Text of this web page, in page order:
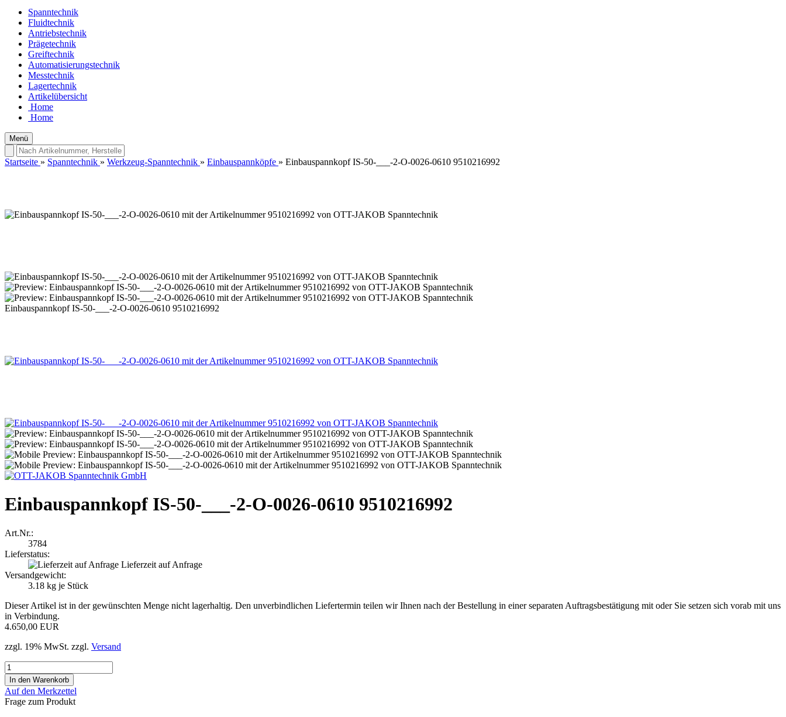
Spanntechnik
Fluidtechnik
Antriebstechnik
Prägetechnik
Greiftechnik
Automatisierungstechnik
Messtechnik
Lagertechnik
Artikelübersicht
Home
Home
Menü
Startseite » Spanntechnik » Werkzeug-Spanntechnik » Einbauspannköpfe » Einbauspannkopf IS-50-___-2-O-0026-0610 9510216992
Einbauspannkopf IS-50-___-2-O-0026-0610 9510216992
Einbauspannkopf IS-50-___-2-O-0026-0610 9510216992
Art.Nr.:
3784
Lieferstatus:
Lieferzeit auf Anfrage
Versandgewicht:
3.18 kg je Stück
Dieser Artikel ist in der gewünschten Menge nicht lagerhaltig. Den unverbindlichen Liefertermin teilen wir Ihnen nach der Bestellung in einer separaten Auftragsbestätigung mit oder Sie setzen sich vorab mit uns
in Verbindung.
4.650,00 EUR
zzgl. 19% MwSt. zzgl. Versand
Auf den Merkzettel
Frage zum Produkt